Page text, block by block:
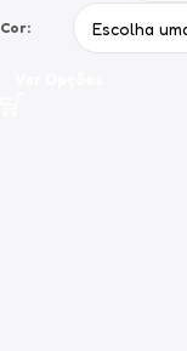
Cor: